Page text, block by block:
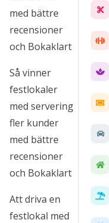
med bättre
recensioner
och Bokaklart
Så vinner
festlokaler
med servering
fler kunder
med bättre
recensioner
och Bokaklart
Att driva en
festlokal med